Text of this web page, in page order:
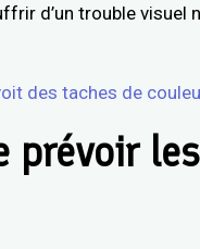
d’un trouble
des taches de
prévoir